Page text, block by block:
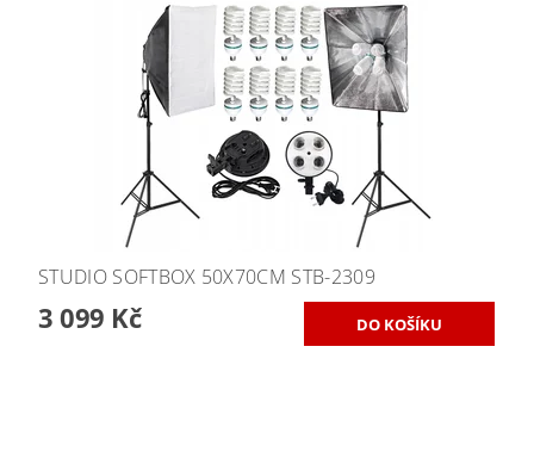
STUDIO SOFTBOX 50X70CM STB-2309
3 099 Kč